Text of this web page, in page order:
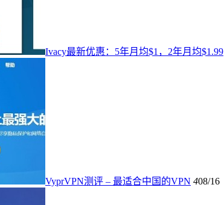
Ivacy最新优惠：5年月均$1，2年月均$1.99
VyprVPN测评 – 最适合中国的VPN 408/16